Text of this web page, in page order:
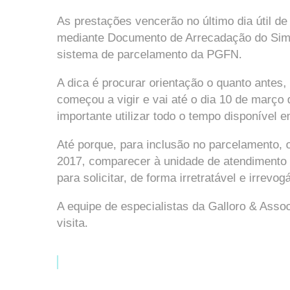
As prestações vencerão no último dia útil
mediante Documento de Arrecadação do
sistema de parcelamento da PGFN.
A dica é procurar orientação o quanto
começou a vigir e vai até o dia 10 de
importante utilizar todo o tempo disponível
Até porque, para inclusão no
2017, comparecer à unidade de
para solicitar, de forma irretratável e
A equipe de especialistas da Galloro &
visita.